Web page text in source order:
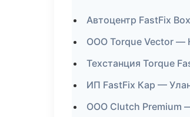
Автоцентр FastFix
ООО Torque Vector —
Техстанция Torque
ИП FastFix Кар —
ООО Clutch Premium